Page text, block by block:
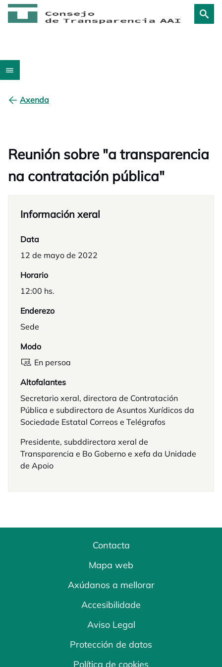
Axenda
Reunión sobre "a transparencia
na contratación pública"
Información xeral
Data
12 de mayo de 2022
Horario
12:00 hs.
Enderezo
Sede
Modo
En persoa
Altofalantes
Secretario xeral, directora de Contratación
Pública e subdirectora de Asuntos Xurídicos da
Sociedade Estatal Correos e Telégrafos
Presidente, subddirectora xeral de
Transparencia e Bo Goberno e xefa da Unidade
de Apoio
Contacta
Mapa web
Axúdanos a mellorar
Accesibilidade
Aviso Legal
Protección de datos
Política de cookies